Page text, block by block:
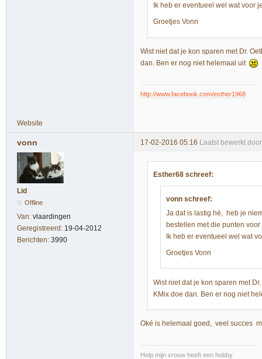
Ik heb er eventueel wel wat voor
Groetjes Vonn
Wist niet dat je kon sparen met Dr.
dan. Ben er nog niet helemaal uit
http://www.facebook.com/esther1968
Website
vonn 17-02-2016 05:16 Laatst bewerkt
Lid
Offline
Van: vlaardingen
Geregistreerd: 19-04-2012
Berichten: 3990
Esther68 schreef:
vonn schreef:
Ja dat is lastig hè, heb je
bestellen met die punten
Ik heb er eventueel wel wat
Groetjes Vonn
Wist niet dat je kon sparen met
KMix doe dan. Ben er nog niet
Oké is helemaal goed, veel succes
Help mijn vrouw heeft een hobby